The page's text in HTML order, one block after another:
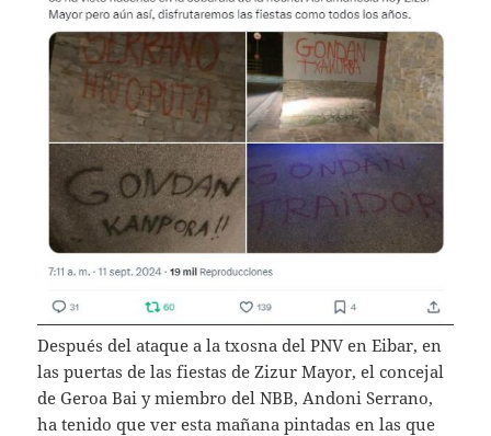
Después del ataque a la txosna del PNV en Eibar, en
las puertas de las fiestas de Zizur Mayor, el concejal
de Geroa Bai y miembro del NBB, Andoni Serrano,
ha tenido que ver esta mañana pintadas en las que